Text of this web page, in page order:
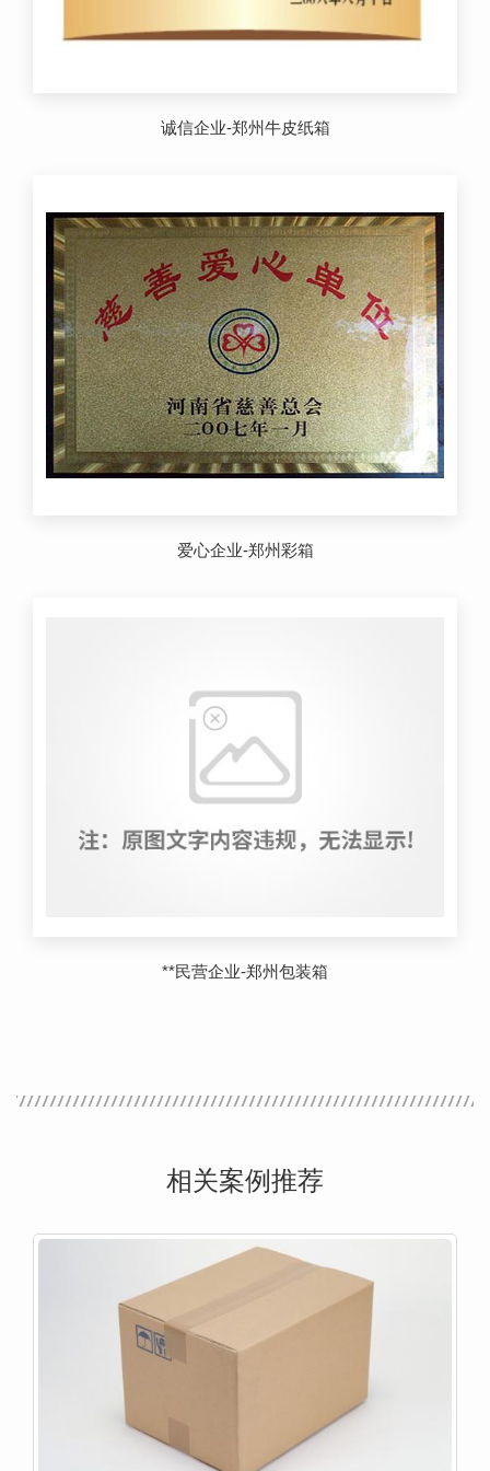
诚信企业-郑州牛皮纸箱
爱心企业-郑州彩箱
**民营企业-郑州包装箱
相关案例推荐